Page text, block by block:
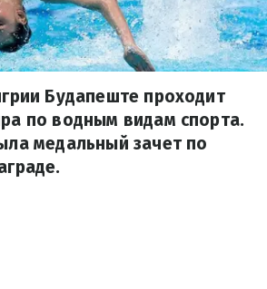
Будапеште проходит
по водным видам спорта.
медальный зачет по